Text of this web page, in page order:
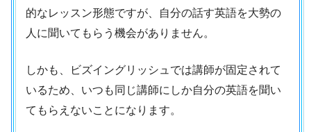
的なレッスン形態ですが、自分の話す英語を大勢の
人に聞いてもらう機会がありません。
しかも、ビズイングリッシュでは講師が固定されて
いるため、いつも同じ講師にしか自分の英語を聞い
てもらえないことになります。